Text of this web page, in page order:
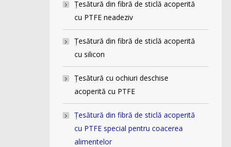
Ţesătură din fibră de sticlă acoperită
cu PTFE neadeziv
Ţesătură din fibră de sticlă acoperită
cu silicon
Ţesătură cu ochiuri deschise
acoperită cu PTFE
Ţesătură din fibră de sticlă acoperită
cu PTFE special pentru coacerea
alimentelor